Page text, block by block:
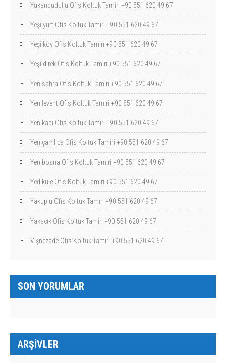
Yukarıdudullu Ofis Koltuk Tamiri +90 551 620 49 67
Yeşilyurt Ofis Koltuk Tamiri +90 551 620 49 67
Yeşilköy Ofis Koltuk Tamiri +90 551 620 49 67
Yeşildirek Ofis Koltuk Tamiri +90 551 620 49 67
Yenisahra Ofis Koltuk Tamiri +90 551 620 49 67
Yenilevent Ofis Koltuk Tamiri +90 551 620 49 67
Yenikapı Ofis Koltuk Tamiri +90 551 620 49 67
Yeniçamlıca Ofis Koltuk Tamiri +90 551 620 49 67
Yenibosna Ofis Koltuk Tamiri +90 551 620 49 67
Yedikule Ofis Koltuk Tamiri +90 551 620 49 67
Yakuplu Ofis Koltuk Tamiri +90 551 620 49 67
Yakacık Ofis Koltuk Tamiri +90 551 620 49 67
Vişnezade Ofis Koltuk Tamiri +90 551 620 49 67
SON YORUMLAR
ARŞIVLER